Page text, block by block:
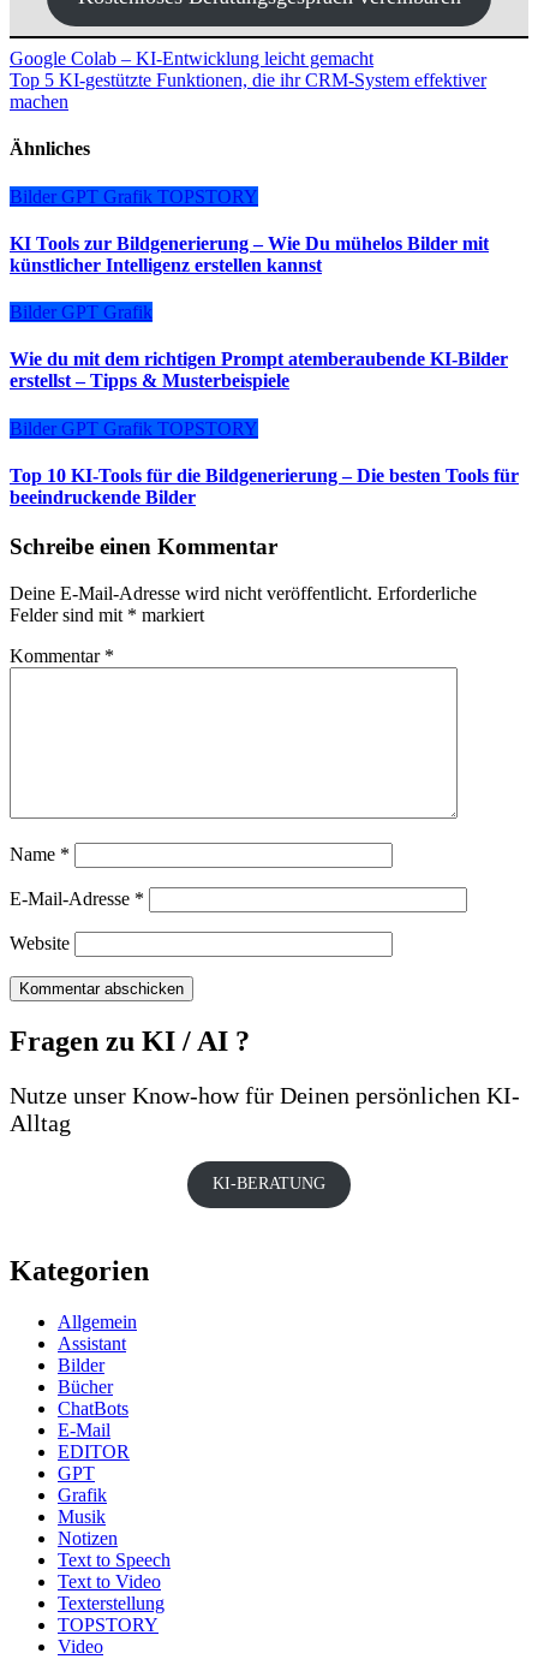
Beitragsnavigation
Google Colab – KI-Entwicklung leicht gemacht
Top 5 KI-gestützte Funktionen, die ihr CRM-System effektiver
machen
Ähnliches
Bilder GPT Grafik TOPSTORY
KI Tools zur Bildgenerierung – Wie Du mühelos Bilder mit
künstlicher Intelligenz erstellen kannst
Bilder GPT Grafik
Wie du mit dem richtigen Prompt atemberaubende KI-Bilder
erstellst – Tipps & Musterbeispiele
Bilder GPT Grafik TOPSTORY
Top 10 KI-Tools für die Bildgenerierung – Die besten Tools für
beeindruckende Bilder
Schreibe einen Kommentar
Deine E-Mail-Adresse wird nicht veröffentlicht. Erforderliche
Felder sind mit * markiert
Kommentar *
Name *
E-Mail-Adresse *
Website
Fragen zu KI / AI ?
Nutze unser Know-how für Deinen persönlichen KI-
Alltag
KI-BERATUNG
Kategorien
Allgemein
Assistant
Bilder
Bücher
ChatBots
E-Mail
EDITOR
GPT
Grafik
Musik
Notizen
Text to Speech
Text to Video
Texterstellung
TOPSTORY
Video